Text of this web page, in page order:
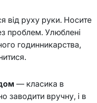
від руху руки. Носите
проблем. Улюблені
годинникарства,
— класика в
заводити вручну, і в